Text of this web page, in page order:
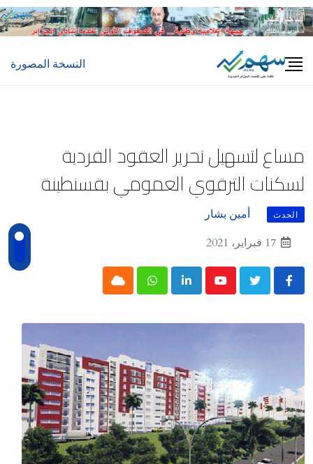
Skip
to
النسخة المصورة
مساع لتسهيل تحرير العقود الفردية
لسكنات الترقوي العمومي بقسنطينة
الحدث
أمين بشار
17 فبراير، 2021
Youtube
LinkedIn
Whatsapp
Cloud